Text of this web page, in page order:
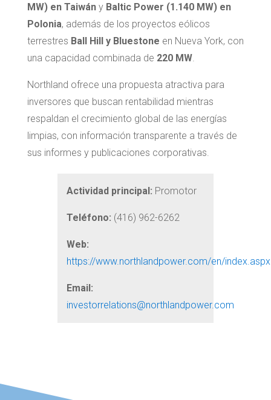
MW) en Taiwány Baltic Power (1.140 MW) en
Polonia, además de los proyectos eólicos
terrestres Ball Hill y Bluestone en Nueva York, con
una capacidad combinada de 220 MW.
Northland ofrece una propuesta atractiva para
inversores que buscan rentabilidad mientras
respaldan el crecimiento global de las energías
limpias, con información transparente a través de
sus informes y publicaciones corporativas.
Actividad principal: Promotor
Teléfono: (416) 962-6262
Web:
https://www.northlandpower.com/en/index.aspx
Email:
investorrelations@northlandpower.com